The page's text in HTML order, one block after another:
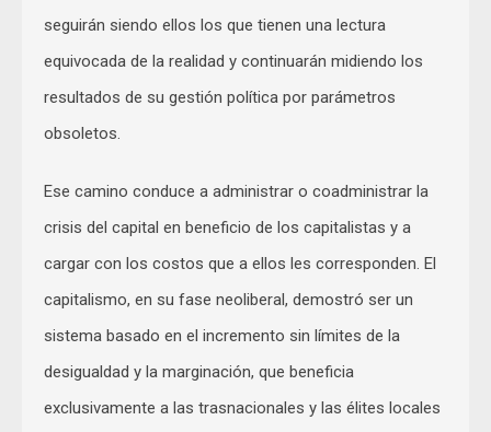
seguirán siendo ellos los que tienen una lectura
equivocada de la realidad y continuarán midiendo los
resultados de su gestión política por parámetros
obsoletos.
Ese camino conduce a administrar o coadministrar la
crisis del capital en beneficio de los capitalistas y a
cargar con los costos que a ellos les corresponden. El
capitalismo, en su fase neoliberal, demostró ser un
sistema basado en el incremento sin límites de la
desigualdad y la marginación, que beneficia
exclusivamente a las trasnacionales y las élites locales